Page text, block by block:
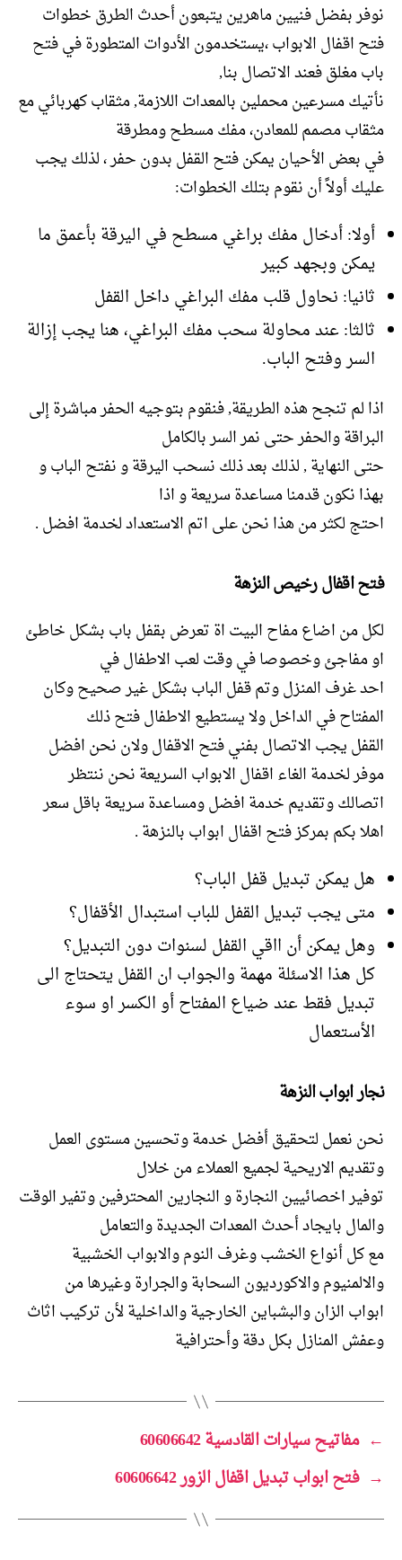
نوفر بفضل فنيين ماهرين يتبعون أحدث الطرق خطوات
فتح اقفال الابواب ،يستخدمون الأدوات المتطورة في فتح
باب مغلق فعند الاتصال بنا,
نأتيك مسرعين محملين بالمعدات اللازمة, مثقاب كهربائي مع
مثقاب مصمم للمعادن، مفك مسطح ومطرقة
في بعض الأحيان يمكن فتح القفل بدون حفر ، لذلك يجب
عليك أولاً أن نقوم بتلك الخطوات:
أولا: أدخال مفك براغي مسطح في اليرقة بأعمق ما
يمكن وبجهد كبير
ثانيا: نحاول قلب مفك البراغي داخل القفل
ثالثا: عند محاولة سحب مفك البراغي، هنا يجب إزالة
السر وفتح الباب.
اذا لم تنجح هذه الطريقة, فنقوم بتوجيه الحفر مباشرة إلى
البراقة والحفر حتى نمر السر بالكامل
حتى النهاية , لذلك بعد ذلك نسحب اليرقة و نفتح الباب و
بهذا نكون قدمنا مساعدة سريعة و اذا
احتج لكثر من هذا نحن على اتم الاستعداد لخدمة افضل .
فتح اقفال رخيص النزهة
لكل من اضاع مفاح البيت اة تعرض بقفل باب بشكل خاطئ
او مفاجئ وخصوصا في وقت لعب الاطفال في
احد غرف المنزل وتم قفل الباب بشكل غير صحيح وكان
المفتاح في الداخل ولا يستطيع الاطفال فتح ذلك
القفل يجب الاتصال بفني فتح الاقفال ولان نحن افضل
موفر لخدمة الغاء اقفال الابواب السريعة نحن ننتظر
اتصالك وتقديم خدمة افضل ومساعدة سريعة باقل سعر
اهلا بكم بمركز فتح اقفال ابواب بالنزهة .
هل يمكن تبديل قفل الباب؟
متى يجب تبديل القفل للباب استبدال الأقفال؟
وهل يمكن أن ااقي القفل لسنوات دون التبديل؟
كل هذا الاسئلة مهمة والجواب ان القفل يتحتاج الى
تبديل فقط عند ضياع المفتاح أو الكسر او سوء
الأستعمال
نجار ابواب النزهة
نحن نعمل لتحقيق أفضل خدمة وتحسين مستوى العمل
وتقديم الاريحية لجميع العملاء من خلال
توفير اخصائيين النجارة و النجارين المحترفين وتفير الوقت
والمال بايجاد أحدث المعدات الجديدة والتعامل
مع كل أنواع الخشب وغرف النوم والابواب الخشبية
والالمنيوم والاكورديون السحابة والجرارة وغيرها من
ابواب الزان والبشباين الخارجية والداخلية لأن تركيب اثاث
وعفش المنازل بكل دقة وأحترافية
← مفاتيح سيارات القادسية 60606642
→ فتح ابواب تبديل اقفال الزور 60606642